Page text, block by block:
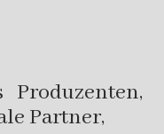
Produzenten,
Partner,